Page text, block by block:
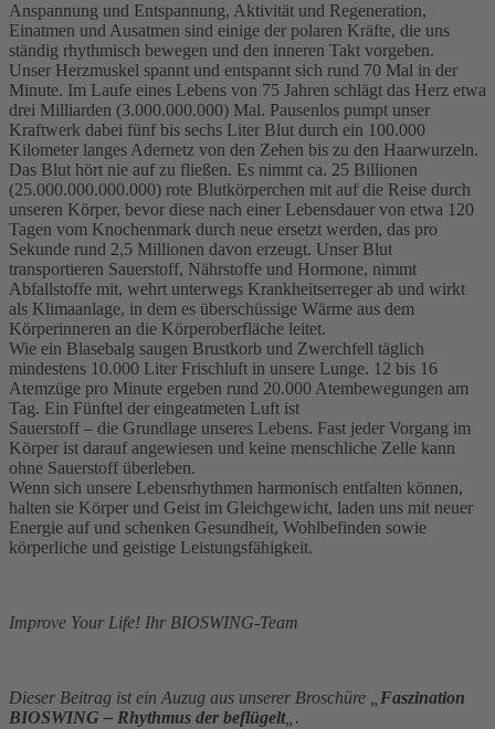
Anspannung und Entspannung, Aktivität und Regeneration,
Einatmen und Ausatmen sind einige der polaren Kräfte, die uns
ständig rhythmisch bewegen und den inneren Takt vorgeben.
Unser Herzmuskel spannt und entspannt sich rund 70 Mal in der
Minute. Im Laufe eines Lebens von 75 Jahren schlägt das Herz etwa
drei Milliarden (3.000.000.000) Mal. Pausenlos pumpt unser
Kraftwerk dabei fünf bis sechs Liter Blut durch ein 100.000
Kilometer langes Adernetz von den Zehen bis zu den Haarwurzeln.
Das Blut hört nie auf zu fließen. Es nimmt ca. 25 Billionen
(25.000.000.000.000) rote Blutkörperchen mit auf die Reise durch
unseren Körper, bevor diese nach einer Lebensdauer von etwa 120
Tagen vom Knochenmark durch neue ersetzt werden, das pro
Sekunde rund 2,5 Millionen davon erzeugt. Unser Blut
transportieren Sauerstoff, Nährstoffe und Hormone, nimmt
Abfallstoffe mit, wehrt unterwegs Krankheitserreger ab und wirkt
als Klimaanlage, in dem es überschüssige Wärme aus dem
Körperinneren an die Körperoberfläche leitet.
Wie ein Blasebalg saugen Brustkorb und Zwerchfell täglich
mindestens 10.000 Liter Frischluft in unsere Lunge. 12 bis 16
Atemzüge pro Minute ergeben rund 20.000 Atembewegungen am
Tag. Ein Fünftel der eingeatmeten Luft ist
Sauerstoff – die Grundlage unseres Lebens. Fast jeder Vorgang im
Körper ist darauf angewiesen und keine menschliche Zelle kann
ohne Sauerstoff überleben.
Wenn sich unsere Lebensrhythmen harmonisch entfalten können,
halten sie Körper und Geist im Gleichgewicht, laden uns mit neuer
Energie auf und schenken Gesundheit, Wohlbefinden sowie
körperliche und geistige Leistungsfähigkeit.
Improve Your Life! Ihr BIOSWING-Team
Dieser Beitrag ist ein Auzug aus unserer Broschüre „ Faszination
BIOSWING – Rhythmus der beflügelt„.